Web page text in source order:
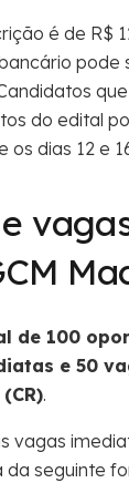
é de R$
pode
do edital
dias 12 e
de 100
e 50
.
vagas
da seguinte